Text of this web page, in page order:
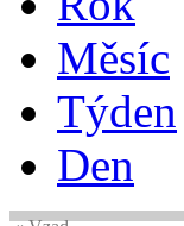
Měsíc
Týden
Den